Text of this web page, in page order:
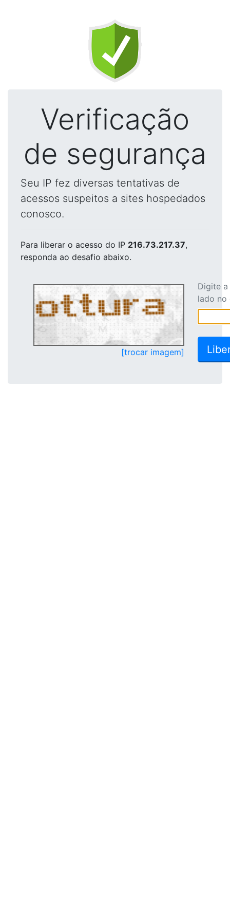
Verificação
de segurança
Seu IP fez diversas tentativas de
acessos suspeitos a sites hospedados
conosco.
Para liberar o acesso do IP 216.73.217.37,
responda ao desafio abaixo.
[trocar imagem]
Digite
lado no